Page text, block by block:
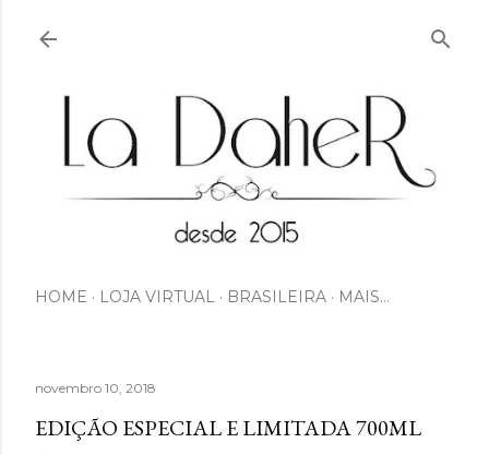
HOME LOJA VIRTUAL BRASILEIRA MAIS…
novembro 10, 2018
EDIÇÃO ESPECIAL E LIMITADA 700ML